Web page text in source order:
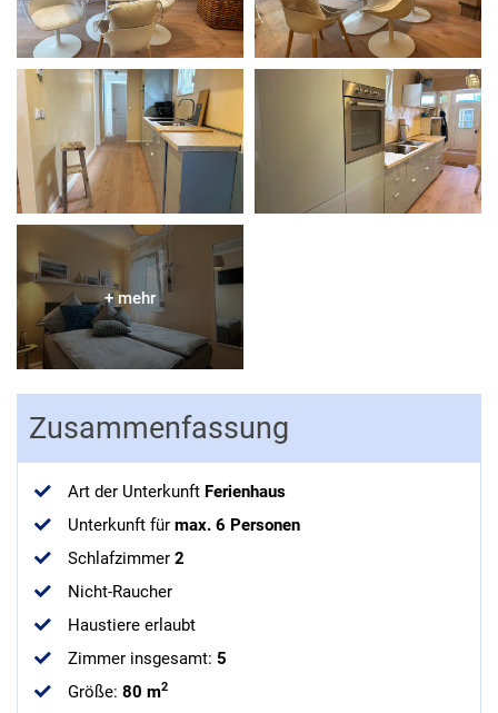
Zusammenfassung
Art der Unterkunft Ferienhaus
Unterkunft für max. 6 Personen
Schlafzimmer 2
Nicht-Raucher
Haustiere erlaubt
Zimmer insgesamt: 5
Größe: 80 m2